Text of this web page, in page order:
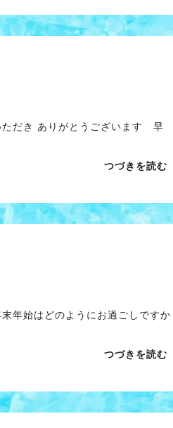
ただき ありがとうございます 早
つづきを読む
年始はどのようにお過ごしですか
つづきを読む